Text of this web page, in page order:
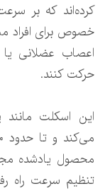
کرده‌اند که بر
خصوص برای
اعصاب عضلانی یا
حرکت کنند.
این اسکلت
محصول یادشده
تنظیم سرعت راه